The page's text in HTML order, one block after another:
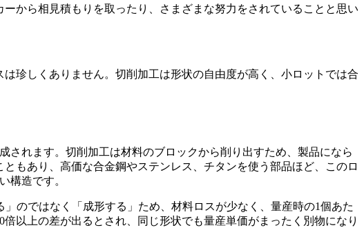
から相見積もりを取ったり、さまざまな努力をされていることと思い
珍しくありません。切削加工は形状の自由度が高く、小ロットでは合
れます。切削加工は材料のブロックから削り出すため、製品になら
もあり、高価な合金鋼やステンレス、チタンを使う部品ほど、このロ
構造です。
のではなく「成形する」ため、材料ロスが少なく、量産時の1個あた
以上の差が出るとされ、同じ形状でも量産単価がまったく別物になり